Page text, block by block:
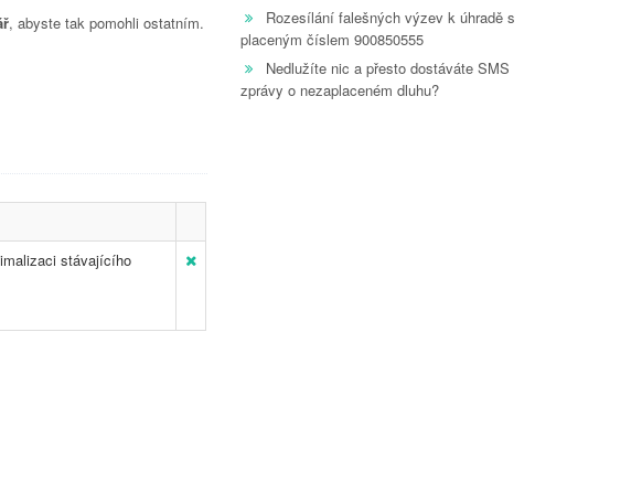
, abyste tak pomohli ostatním.
stávajícího
Rozesílání falešných výzev k úhradě s
placeným číslem 900850555
Nedlužíte nic a přesto dostáváte SMS
zprávy o nezaplaceném dluhu?